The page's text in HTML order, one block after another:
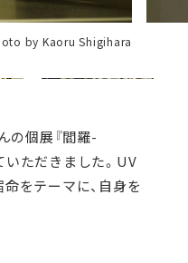
by Kaoru Shigihara
の個展『閻羅-
ただきました。UV
をテーマに、自身を